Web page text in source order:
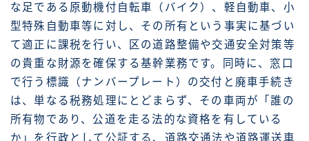
な足である原動機付自転車（バイク）、軽自動車、小
型特殊自動車等に対し、その所有という事実に基づい
て適正に課税を行い、区の道路整備や交通安全対策等
の貴重な財源を確保する基幹業務です。同時に、窓口
で行う標識（ナンバープレート）の交付と廃車手続き
は、単なる税務処理にとどまらず、その車両が「誰の
所有物であり、公道を走る法的な資格を有している
か」を行政として公証する、道路交通法や道路運送車